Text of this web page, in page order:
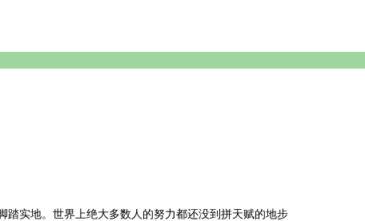
踏实地。世界上绝大多数人的努力都还没到拼天赋的地步